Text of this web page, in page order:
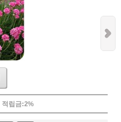
적립금:2%